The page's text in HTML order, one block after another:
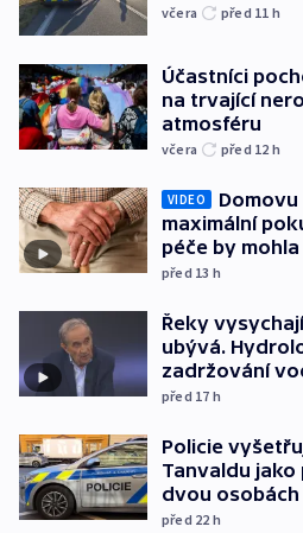
včera před 11 h
Účastníci
na trvající
atmosféru
včera před 12 h
VIDEO
maximální
péče by
před 13 h
Řeky
ubývá.
zadržování
před 17 h
Policie
Tanvaldu jako
dvou osobách
před 22 h